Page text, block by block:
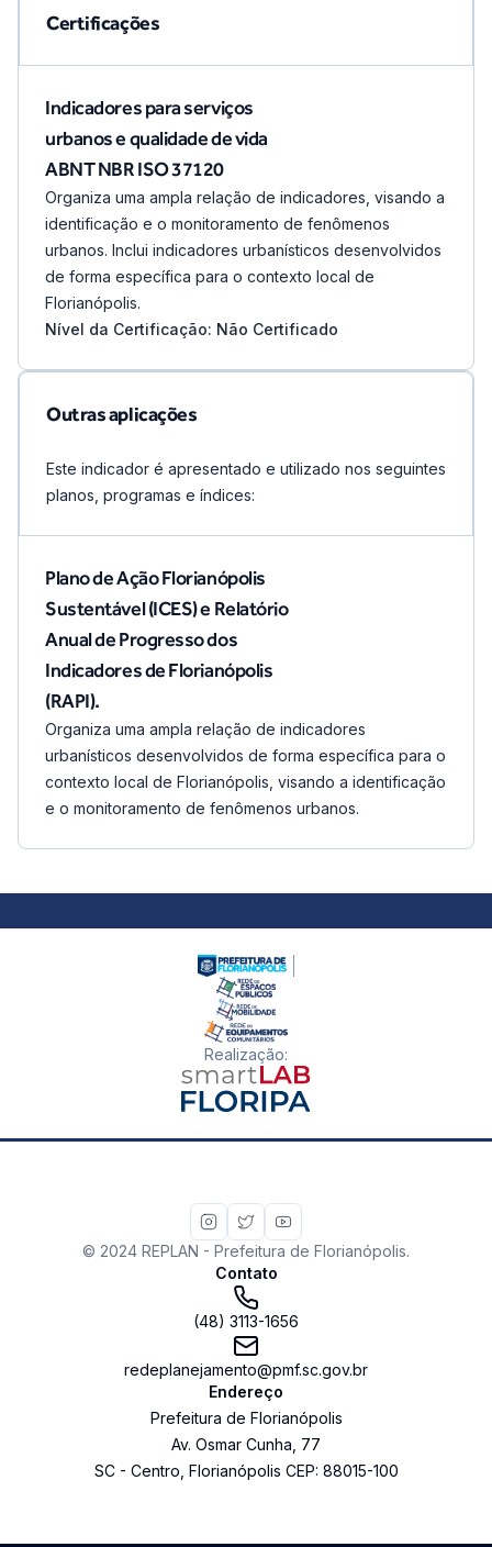
Certificações
Indicadores para serviços
urbanos e qualidade de vida
ABNT NBR ISO 37120
Organiza uma ampla relação de indicadores, visando a
identificação e o monitoramento de fenômenos
urbanos. Inclui indicadores urbanísticos desenvolvidos
de forma específica para o contexto local de
Florianópolis.
Nível da Certificação: Não Certificado
Outras aplicações
Este indicador é apresentado e utilizado nos seguintes
planos, programas e índices:
Plano de Ação Florianópolis
Sustentável (ICES) e Relatório
Anual de Progresso dos
Indicadores de Florianópolis
(RAPI).
Organiza uma ampla relação de indicadores
urbanísticos desenvolvidos de forma específica para o
contexto local de Florianópolis, visando a identificação
e o monitoramento de fenômenos urbanos.
Realização:
© 2024 REPLAN - Prefeitura de Florianópolis.
Contato
(48) 3113-1656
redeplanejamento@pmf.sc.gov.br
Endereço
Prefeitura de Florianópolis
Av. Osmar Cunha 77
SC- Centro Florianópolis CEP: 88015-100